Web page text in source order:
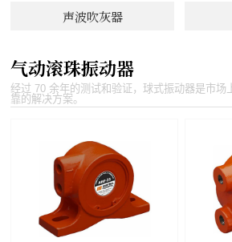
声波吹灰器
气动滚珠振动器
经过 70 余年的测试和验证，球式振动器是市场
靠的解决方案。